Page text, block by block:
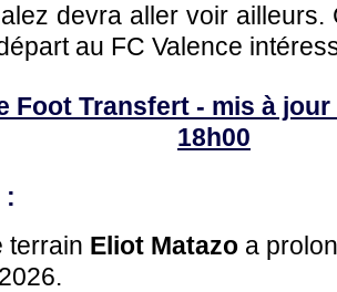
devra aller voir ailleurs.
au FC Valence
Foot Transfert - mis à
18h00
:
terrain Eliot Matazo a